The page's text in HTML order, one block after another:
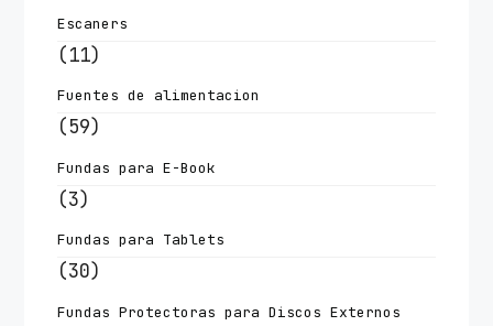
Escaners
(11)
Fuentes de alimentacion
(59)
Fundas para E-Book
(3)
Fundas para Tablets
(30)
Fundas Protectoras para Discos Externos